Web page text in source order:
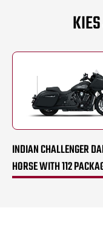
INDIAN CHALLENGER
HORSE WITH 112